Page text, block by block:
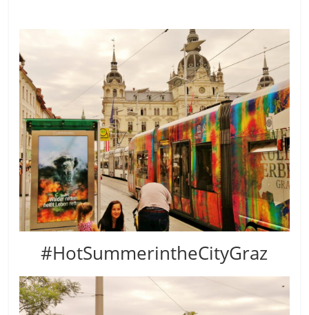
#HotSummerintheCityGraz